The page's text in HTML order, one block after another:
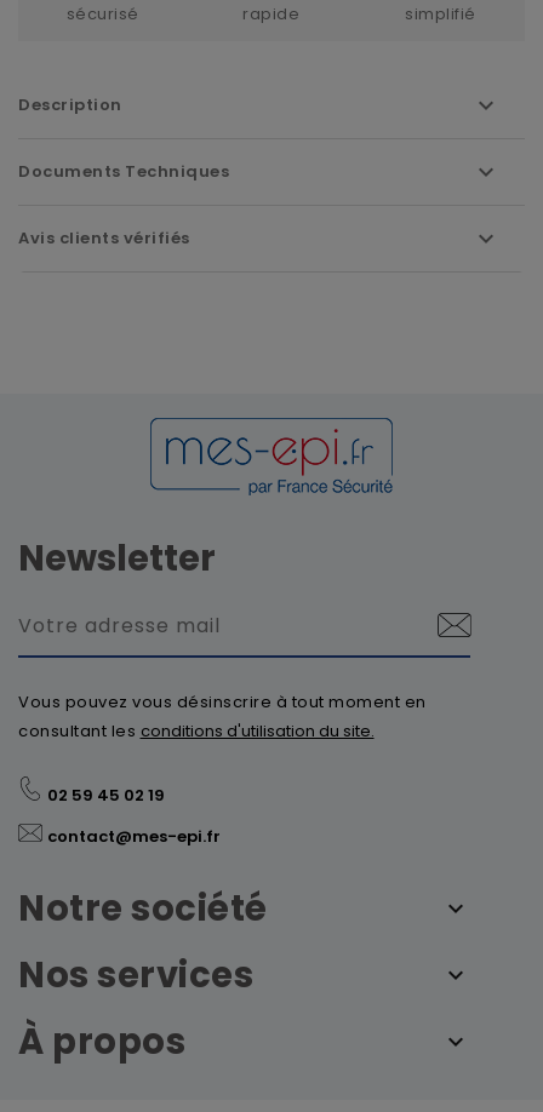
sécurisé
rapide
simplifié
Description
Documents Techniques
Avis clients vérifiés
Newsletter
Vous pouvez vous désinscrire à tout moment en
consultant les conditions d'utilisation du site.
02 59 45 02 19
contact@mes-epi.fr
Notre société
Nos services
À propos